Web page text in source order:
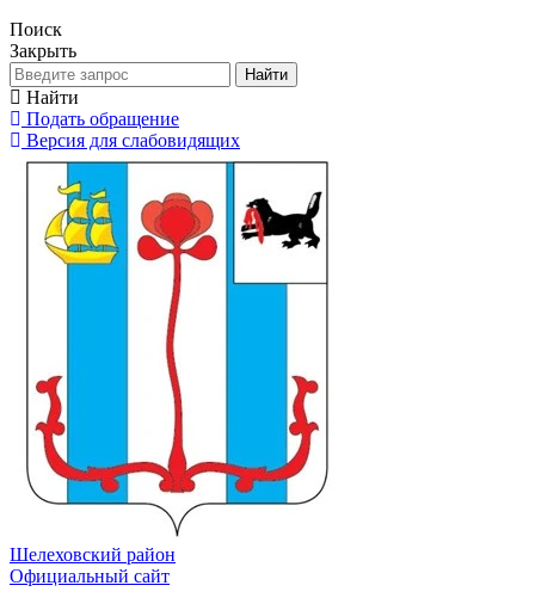
Поиск
Закрыть
Найти
Найти
Подать обращение
Версия для слабовидящих
Шелеховский район
Официальный сайт